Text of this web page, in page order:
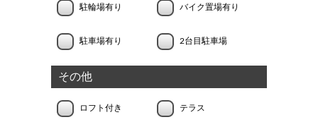
駐輪場有り バイク置場有り
駐車場有り 2台目駐車場
その他
ロフト付き テラス